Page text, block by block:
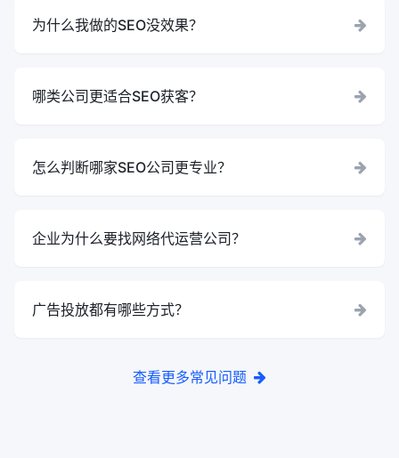
为什么我做的SEO没效果？
哪类公司更适合SEO获客？
怎么判断哪家SEO公司更专业？
企业为什么要找网络代运营公司？
广告投放都有哪些方式？
查看更多常见问题